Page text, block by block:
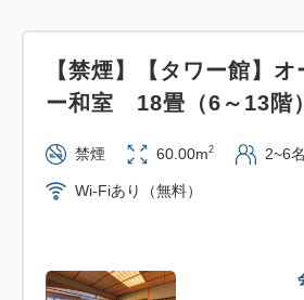
※お釣りは出ません。予めご了承
9月28日(月)・9月29日(火)は日帰
ャンスパ Fuua」は終日休業とな
利用いただけません。予めご了
※9月30日(水)は10:00～通常営
【禁煙】【タワー館】
ー和室 18畳（6～13階）
禁煙 60.00m2 2~6名
Wi-Fiあり（無料）